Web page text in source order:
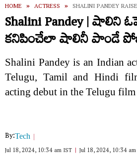
HOME » ACTRESS » SHALINI PANDEY
Shalini Pandey |
కనిపించేలా షాలినీ పాండే
Shalini Pandey is an Indian
Telugu, Tamil and Hindi
acting debut in the Telugu
By:Tech
Jul 18, 2024, 10:34 am IST Jul 18, 2024, 10:34